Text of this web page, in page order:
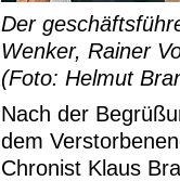
Der
Wenker, Rainer
(Foto: Helmut
Nach der
dem
Chronist Klaus